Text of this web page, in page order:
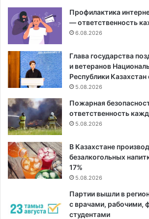
Профилактика
— ответственность
6.08.2026
Глава государства
и ветеранов
Республики
5.08.2026
Пожарная
ответственность
5.08.2026
В Казахстане
безалкогольных
17%
5.08.2026
Партии вышли в
с врачами, рабочими,
студентами